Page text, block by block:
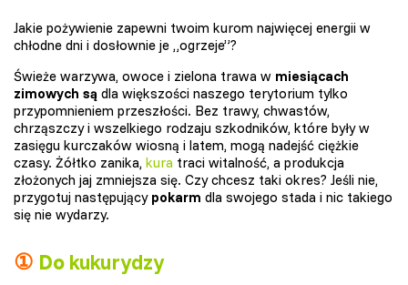
Jakie pożywienie zapewni twoim kurom najwięcej energii w
chłodne dni i dosłownie je „ogrzeje”?
Świeże warzywa, owoce i zielona trawa w miesiącach
zimowych są dla większości naszego terytorium tylko
przypomnieniem przeszłości. Bez trawy, chwastów,
chrząszczy i wszelkiego rodzaju szkodników, które były w
zasięgu kurczaków wiosną i latem, mogą nadejść ciężkie
czasy. Żółtko zanika, kura traci witalność, a produkcja
złożonych jaj zmniejsza się. Czy chcesz taki okres? Jeśli nie,
przygotuj następujący pokarm dla swojego stada i nic takiego
się nie wydarzy.
① Do kukurydzy